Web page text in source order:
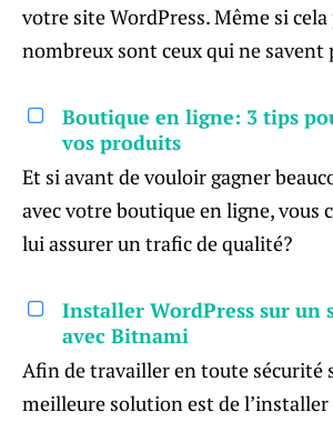
votre site WordPress. Même si
nombreux sont ceux qui ne savent
Boutique en ligne: 3 tips
vos produits
Et si avant de vouloir gagner
avec votre boutique en ligne, vous
lui assurer un trafic de qualité?
Installer WordPress sur un
avec Bitnami
Afin de travailler en toute sécurité
meilleure solution est de l’installer